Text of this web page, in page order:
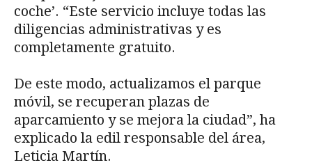
coche’. “Este servicio incluye todas las
diligencias administrativas y es
completamente gratuito.
De este modo, actualizamos el parque
móvil, se recuperan plazas de
aparcamiento y se mejora la ciudad”, ha
explicado la edil responsable del área,
Leticia Martín.